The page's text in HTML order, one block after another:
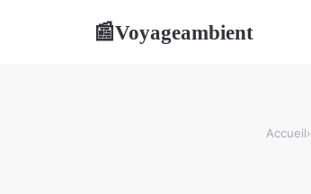
📰Voyageambient
Accueil›